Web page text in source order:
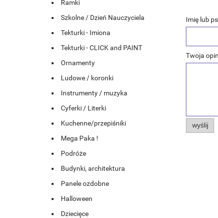
Ramki
Szkolne / Dzień Nauczyciela
Tekturki - Imiona
Tekturki - CLICK and PAINT
Ornamenty
Ludowe / koronki
Instrumenty / muzyka
Cyferki / Literki
Kuchenne/przepiśniki
Mega Paka !
Podróże
Budynki, architektura
Panele ozdobne
Halloween
Dziecięce
Imię lub
Twoja
wyślij